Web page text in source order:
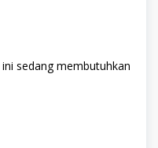
sedang membutuhkan